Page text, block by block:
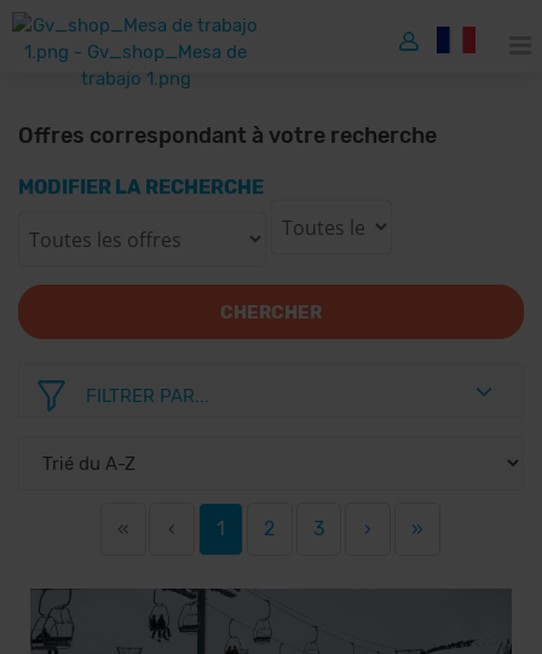
Offres correspondant à votre recherche
MODIFIER LA RECHERCHE
CHERCHER
FILTRER PAR...
« ‹ 1 2 3 › »